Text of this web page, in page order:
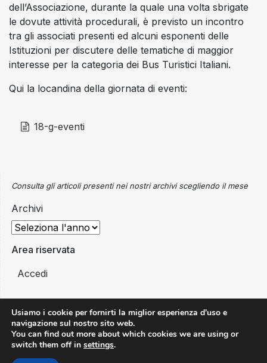
dell’Associazione, durante la quale una volta sbrigate
le dovute attività procedurali, è previsto un incontro
tra gli associati presenti ed alcuni esponenti delle
Istituzioni per discutere delle tematiche di maggior
interesse per la categoria dei Bus Turistici Italiani.
Qui la locandina della giornata di eventi:
18-g-eventi
Consulta gli articoli presenti nei nostri archivi scegliendo il mese
Archivi
Area riservata
Accedi
All Rights Reserved ©Copyright 2026 - AN.BTI Associazione Nazionale
Bus Turistici Italiani | Piazza Giuseppe Gioachino Belli, 2 - 00153 Roma |
Usiamo i cookie per fornirti la miglior esperienza d'uso e
navigazione sul nostro sito web.
You can find out more about which cookies we are using or
switch them off in settings.